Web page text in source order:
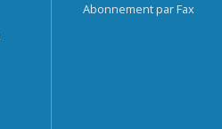
Abonnement par Fax